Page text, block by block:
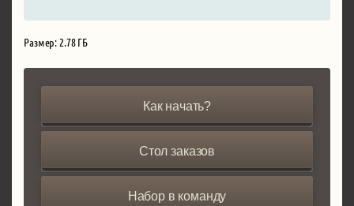
Размер: 2.78 ГБ
Как начать?
Стол заказов
Набор в команду